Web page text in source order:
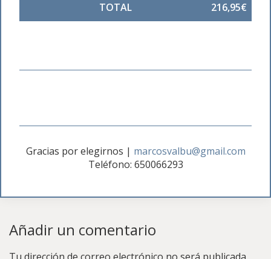
TOTAL
216,95€
Gracias por elegirnos | marcosvalbu@gmail.com
Teléfono: 650066293
Añadir un comentario